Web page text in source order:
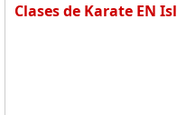
Clases de Karate EN